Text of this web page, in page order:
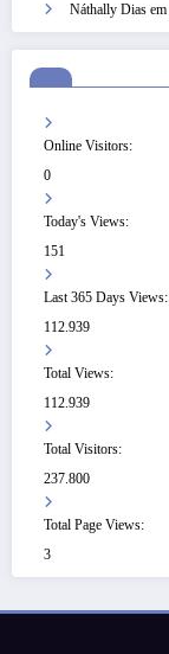
Náthally Dias em
Online Visitors:
0
Today's Views:
151
Last 365 Days Views:
112.939
Total Views:
112.939
Total Visitors:
237.800
Total Page Views:
3